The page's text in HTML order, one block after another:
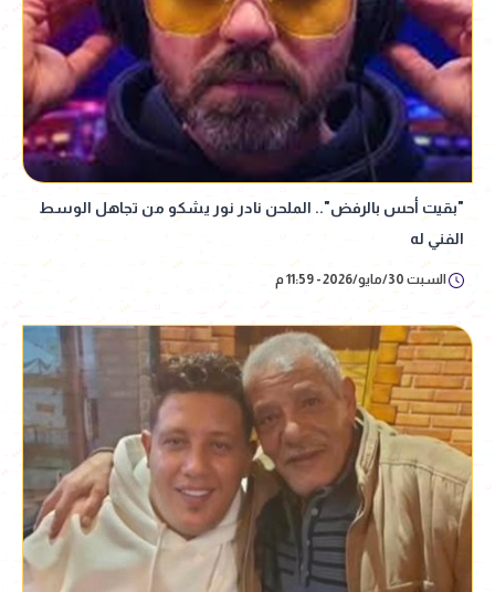
"بقيت أحس بالرفض".. الملحن نادر نور يشكو من تجاهل الوسط
الفني له
السبت 30/مايو/2026 - 11:59 م